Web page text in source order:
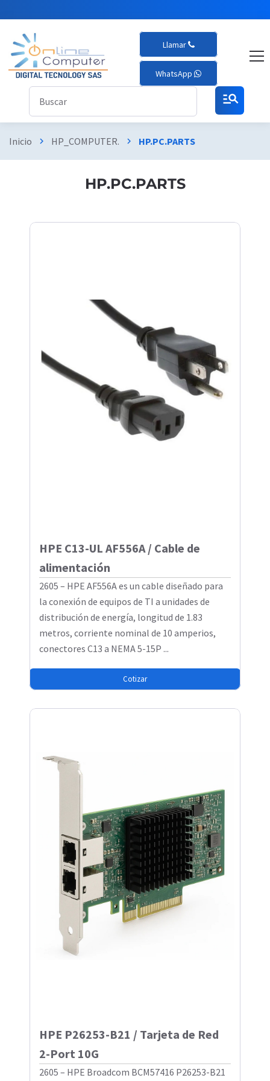
Llamar
WhatsApp
manage_search
Inicio chevron_right HP_COMPUTER. chevron_right HP.PC.PARTS
HP.PC.PARTS
HPE C13-UL AF556A / Cable de
alimentación
2605 – HPE AF556A es un cable diseñado para
la conexión de equipos de TI a unidades de
distribución de energía, longitud de 1.83
metros, corriente nominal de 10 amperios,
conectores C13 a NEMA 5-15P ...
Cotizar
HPE P26253-B21 / Tarjeta de Red
2-Port 10G
2605 – HPE Broadcom BCM57416 P26253-B21